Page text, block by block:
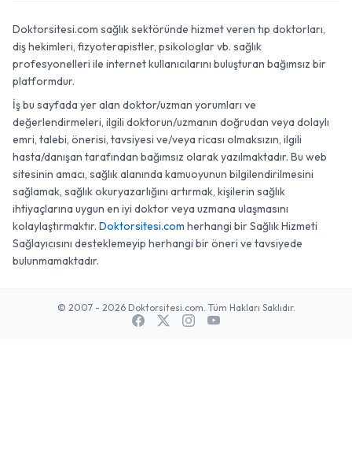
Doktorsitesi.com sağlık sektöründe hizmet veren tıp doktorları,
diş hekimleri, fizyoterapistler, psikologlar vb. sağlık
profesyonelleri ile internet kullanıcılarını buluşturan bağımsız bir
platformdur.
İş bu sayfada yer alan doktor/uzman yorumları ve
değerlendirmeleri, ilgili doktorun/uzmanın doğrudan veya dolaylı
emri, talebi, önerisi, tavsiyesi ve/veya ricası olmaksızın, ilgili
hasta/danışan tarafından bağımsız olarak yazılmaktadır. Bu web
sitesinin amacı, sağlık alanında kamuoyunun bilgilendirilmesini
sağlamak, sağlık okuryazarlığını artırmak, kişilerin sağlık
ihtiyaçlarına uygun en iyi doktor veya uzmana ulaşmasını
kolaylaştırmaktır. Doktorsitesi.com herhangi bir Sağlık Hizmeti
Sağlayıcısını desteklemeyip herhangi bir öneri ve tavsiyede
bulunmamaktadır.
© 2007 - 2026 Doktorsitesi.com. Tüm Hakları Saklıdır.